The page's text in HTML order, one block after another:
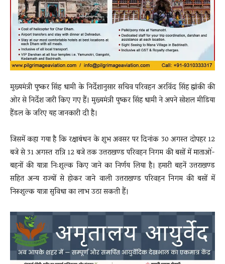
मुख्यमंत्री पुष्कर सिंह धामी के निर्देशानुसार सचिव परिवहन अरविंद सिंह ह्यांकी की
ओर से निर्देश जारी किए गए हैं। मुख्यमंत्री पुष्कर सिंह धामी ने अपने सोशल मीडिया
हैंडल के जरिए यह जानकारी दी है।
जिसमें कहा गया है कि रक्षाबंधन के शुभ अवसर पर दिनांक 30 अगस्त दोपहर 12
बजे से 31 अगस्त रात्रि 12 बजे तक उत्तराखण्ड परिवहन निगम की बसों में माताओं-
बहनों की यात्रा निःशुल्क किए जाने का निर्णय लिया है। हमारी बहनें उत्तराखण्ड
सहित अन्य राज्यों से होकर जाने वाली उत्तराखण्ड परिवहन निगम की बसों में
निरूशुल्क यात्रा सुविधा का लाभ उठा सकती हैं।